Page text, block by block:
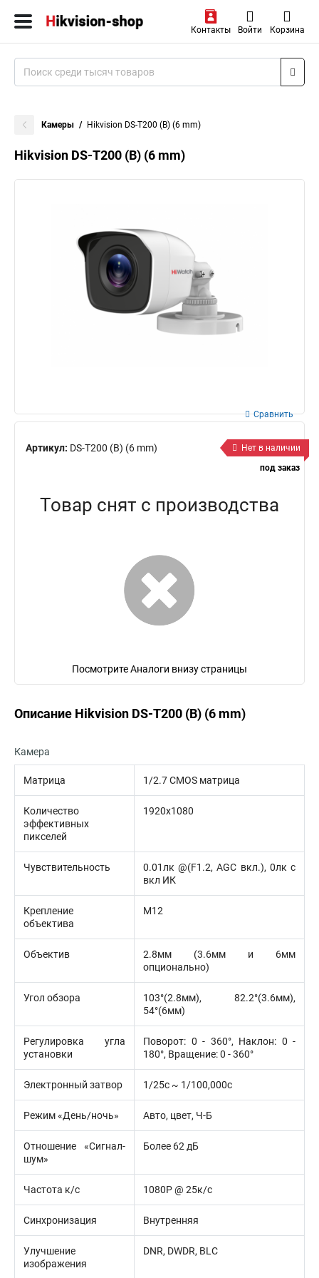
Контакты Войти Корзина
Камеры Hikvision DS-T200 (B) (6 mm)
Hikvision DS-T200 (B) (6 mm)
Артикул: DS-T200 (B) (6 mm)
Сравнить
Нет в наличии
под заказ
Товар снят с производства
Посмотрите Аналоги внизу страницы
Описание Hikvision DS-T200 (B) (6 mm)
Камера
Матрица 1/2.7 CMOS матрица
Количество
эффективных
пикселей
1920х1080
Чувствительность
0.01лк @(F1.2, AGC вкл.), 0лк с
вкл ИК
Крепление
объектива
М12
Объектив
2.8мм (3.6мм и 6мм
опционально)
Угол обзора
103°(2.8мм), 82.2°(3.6мм),
54°(6мм)
Регулировка угла
установки
Поворот: 0 - 360°, Наклон: 0 -
180°, Вращение: 0 - 360°
Электронный затвор 1/25с ~ 1/100,000с
Режим «День/ночь» Авто, цвет, Ч-Б
Отношение «Сигнал-
шум»
Более 62 дБ
Частота к/с 1080Р @ 25к/с
Синхронизация Внутренняя
Улучшение
изображения
DNR, DWDR, BLC